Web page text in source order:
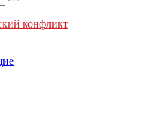
конфликт